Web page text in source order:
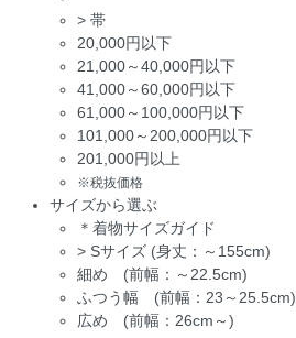
> 帯
20,000円以下
21,000～40,000円以下
41,000～60,000円以下
61,000～100,000円以下
101,000～200,000円以下
201,000円以上
※税抜価格
サイズから選ぶ
＊着物サイズガイド
> Sサイズ (身丈：～155cm)
細め (前幅：～22.5cm)
ふつう幅 (前幅：23～25.5cm)
広め (前幅：26cm～)